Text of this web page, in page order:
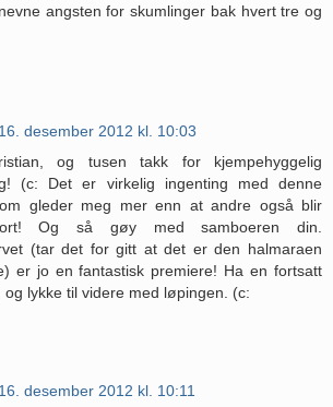
angsten for skumlinger bak hvert tre og
16. desember 2012 kl. 10:03
og tusen takk for kjempehyggelig
(c: Det er virkelig ingenting med denne
gleder meg mer enn at andre også blir
Og så gøy med samboeren din.
(tar det for gitt at det er den halmaraen
er jo en fantastisk premiere! Ha en fortsatt
lykke til videre med løpingen. (c:
16. desember 2012 kl. 10:11